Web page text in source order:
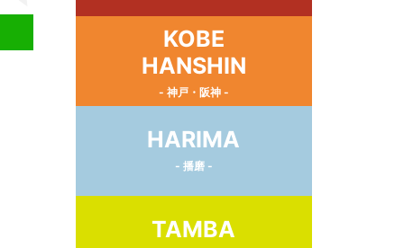
KOBE
HANSHIN
- 神戸・阪神 -
HARIMA
- 播磨 -
TAMBA